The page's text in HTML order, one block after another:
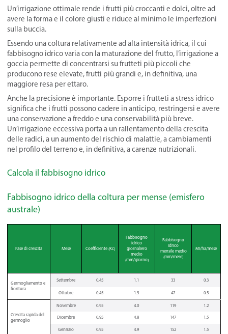
Un’irrigazione ottimale rende i frutti più croccanti e dolci, oltre ad
avere la forma e il colore giusti e riduce al minimo le imperfezioni
sulla buccia.
Essendo una coltura relativamente ad alta intensità idrica, il cui
fabbisogno idrico varia con la maturazione del frutto, l’irrigazione a
goccia permette di concentrarsi su frutteti più piccoli che
producono rese elevate, frutti più grandi e, in definitiva, una
maggiore resa per ettaro.
Anche la precisione è importante. Esporre i frutteti a stress idrico
significa che i frutti possono cadere in anticipo, restringersi e avere
una conservazione a freddo e una conservabilità più breve.
Un’irrigazione eccessiva porta a un rallentamento della crescita
delle radici, a un aumento del rischio di malattie, a cambiamenti
nel profilo del terreno e, in definitiva, a carenze nutrizionali.
Calcola il fabbisogno idrico
Fabbisogno idrico della coltura per mense (emisfero
australe)
Fase di crescita Mese Coefficiente (Kc)
Fabbisogno
idrico
giornaliero
medio
(mm/giorno)
Fabbisogno
idrico
mensile medio
(mm/mese)
MI/ha/mese
Germogliamento e
fioritura
Settembre 0.45 1.1 33 0.3
Ottobre 0.45 1.5 47 0.5
Crescita rapida del
germoglio
Novembre 0.95 4.0 119 1.2
Dicembre 0.95 4.8 147 1.5
Gennaio 0.95 4.9 152 1.5